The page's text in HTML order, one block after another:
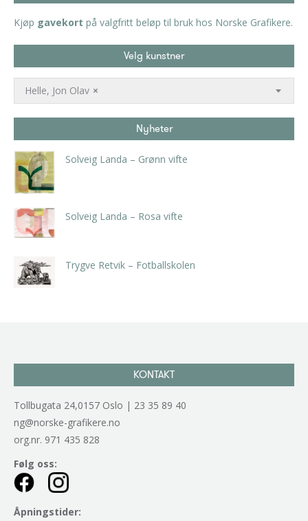
Kjøp gavekort på valgfritt beløp til bruk hos Norske Grafikere.
Velg kunstner
×
Helle, Jon Olav
Nyheter
Solveig Landa – Grønn vifte
Solveig Landa – Rosa vifte
Trygve Retvik – Fotballskolen
KONTAKT
Tollbugata 24,0157 Oslo | 23 35 89 40
ng@norske-grafikere.no
org.nr. 971 435 828
Følg oss:
Åpningstider: